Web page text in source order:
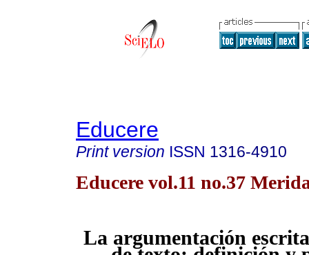
Educere
Print version ISSN 1316-4910
Educere vol.11 no.37
La argumentación